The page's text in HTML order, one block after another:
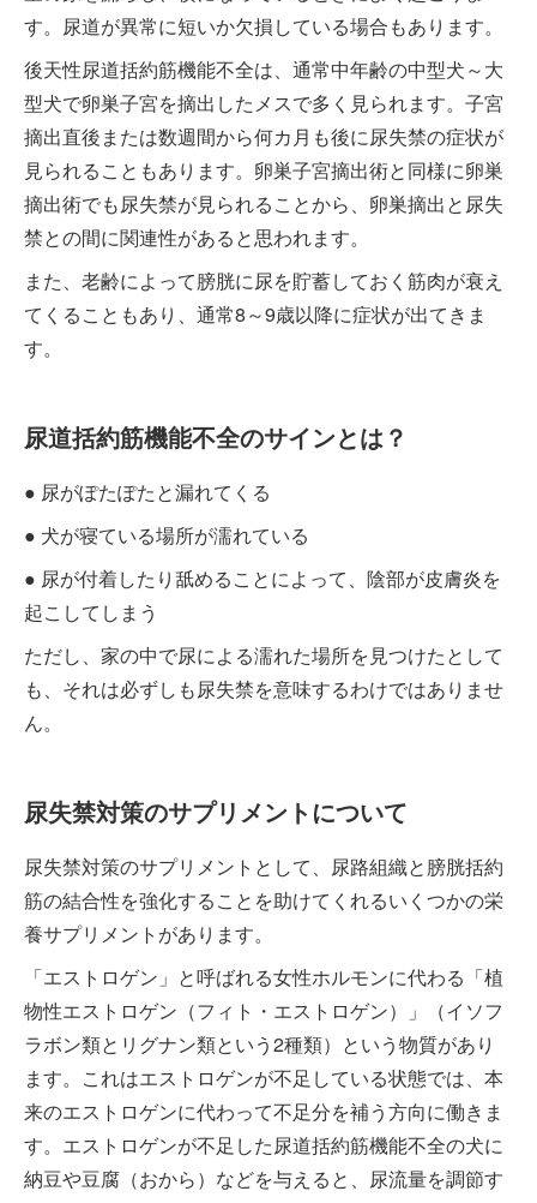
す。尿道が異常に短いか欠損している場合もあります。
後天性尿道括約筋機能不全は、通常中年齢の中型犬～大
型犬で卵巣子宮を摘出したメスで多く見られます。子宮
摘出直後または数週間から何カ月も後に尿失禁の症状が
見られることもあります。卵巣子宮摘出術と同様に卵巣
摘出術でも尿失禁が見られることから、卵巣摘出と尿失
禁との間に関連性があると思われます。
また、老齢によって膀胱に尿を貯蓄しておく筋肉が衰え
てくることもあり、通常8～9歳以降に症状が出てきま
す。
尿道括約筋機能不全のサインとは？
● 尿がぽたぽたと漏れてくる
● 犬が寝ている場所が濡れている
● 尿が付着したり舐めることによって、陰部が皮膚炎を
起こしてしまう
ただし、家の中で尿による濡れた場所を見つけたとして
も、それは必ずしも尿失禁を意味するわけではありませ
ん。
尿失禁対策のサプリメントについて
尿失禁対策のサプリメントとして、尿路組織と膀胱括約
筋の結合性を強化することを助けてくれるいくつかの栄
養サプリメントがあります。
「エストロゲン」と呼ばれる女性ホルモンに代わる「植
物性エストロゲン（フィト・エストロゲン）」（イソフ
ラボン類とリグナン類という2種類）という物質があり
ます。これはエストロゲンが不足している状態では、本
来のエストロゲンに代わって不足分を補う方向に働きま
す。エストロゲンが不足した尿道括約筋機能不全の犬に
納豆や豆腐（おから）などを与えると、尿流量を調節す